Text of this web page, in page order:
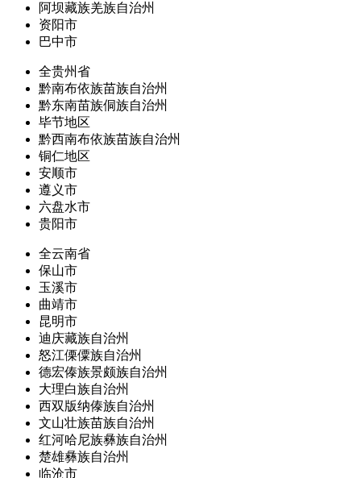
阿坝藏族羌族自治州
资阳市
巴中市
全贵州省
黔南布依族苗族自治州
黔东南苗族侗族自治州
毕节地区
黔西南布依族苗族自治州
铜仁地区
安顺市
遵义市
六盘水市
贵阳市
全云南省
保山市
玉溪市
曲靖市
昆明市
迪庆藏族自治州
怒江傈僳族自治州
德宏傣族景颇族自治州
大理白族自治州
西双版纳傣族自治州
文山壮族苗族自治州
红河哈尼族彝族自治州
楚雄彝族自治州
临沧市